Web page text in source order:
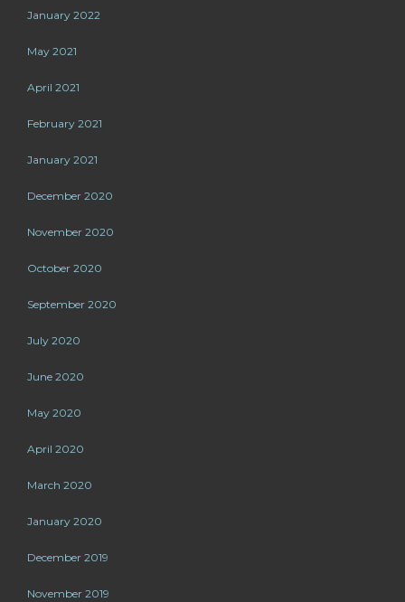
January 2022
May 2021
April 2021
February 2021
January 2021
December 2020
November 2020
October 2020
September 2020
July 2020
June 2020
May 2020
April 2020
March 2020
January 2020
December 2019
November 2019